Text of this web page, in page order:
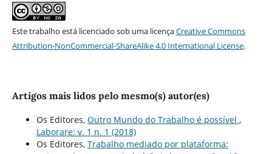
Este trabalho está licenciado sob uma licençaCreative Commons
Attribution-NonCommercial-ShareAlike 4.0 International License.
Artigos mais lidos pelo mesmo(s) autor(es)
Os Editores, Outro Mundo do Trabalho é possí­vel ,
Laborare: v. 1 n. 1 (2018)
Os Editores, Trabalho mediado por plataforma: